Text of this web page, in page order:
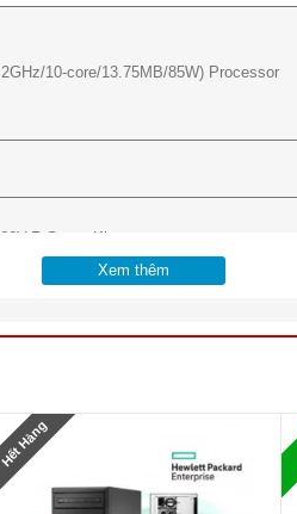
10-core/13.75MB/85W) Processor
R Smart Kit
SR Gen10 Controller
Xem thêm
Hàng